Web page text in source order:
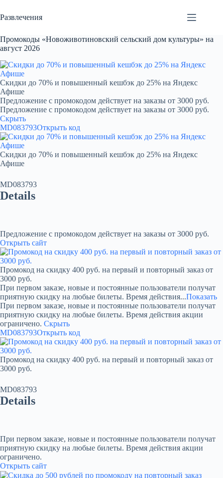
к
сути
Развлечения
Промокоды «Новоживотиновский сельский дом культуры» на
август 2026
Скидки до 70% и повышенный кешбэк до 25% на Яндекс
Афише
Предложение с промокодом действует на заказы от 3000 руб.
Предложение с промокодом действует на заказы от 3000 руб.
Скрыть
MD083793Открыть код
Скидки до 70% и повышенный кешбэк до 25% на Яндекс
Афише
MD083793
Details
Предложение с промокодом действует на заказы от 3000 руб.
Открыть сайт
Промокод на скидку 400 руб. на первый и повторный заказ от
3000 руб.
При первом заказе, новые и постоянные пользователи получат
приятную скидку на любые билеты. Время действия...Показать
При первом заказе, новые и постоянные пользователи получат
приятную скидку на любые билеты. Время действия акции
ограничено. Скрыть
MD083793Открыть код
Промокод на скидку 400 руб. на первый и повторный заказ от
3000 руб.
MD083793
Details
При первом заказе, новые и постоянные пользователи получат
приятную скидку на любые билеты. Время действия акции
ограничено.
Открыть сайт